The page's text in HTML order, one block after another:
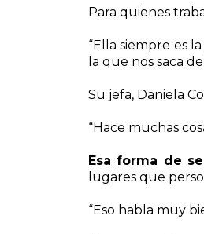
Para quienes
“Ella siempre es
la que nos saca
Su jefa, Daniela
“Hace muchas
Esa forma de
lugares que
“Eso habla muy